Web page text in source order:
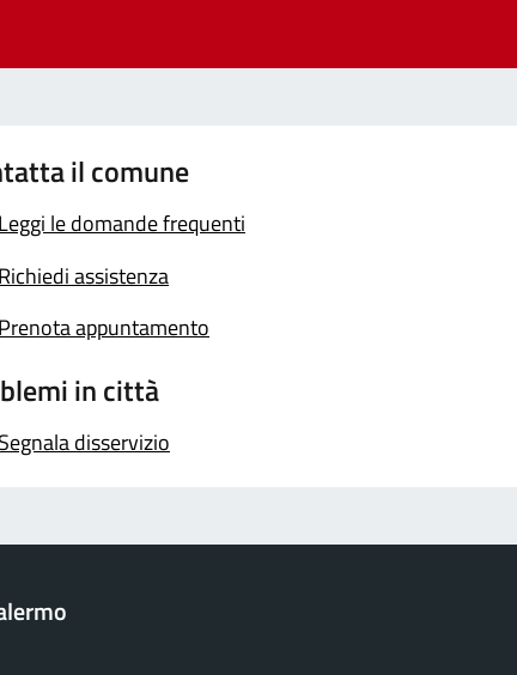
il comune
Leggi le domande frequenti
Richiedi assistenza
Prenota appuntamento
in città
Segnala disservizio